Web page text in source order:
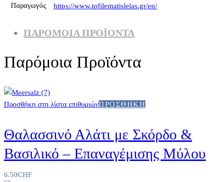
Παραγωγός https://www.tofilematislelas.gr/en/
ΠΑΡΌΜΟΙΑ ΠΡΟΪΌΝΤΑ
Παρόμοια Προϊόντα
Προσθήκη στη λίστα επιθυμιώνΠΡΟΣΘΉΚΗ
Θαλασσινό Αλάτι με Σκόρδο &
Βασιλικό – Επαναγέμισης Μύλου
6.50CHF